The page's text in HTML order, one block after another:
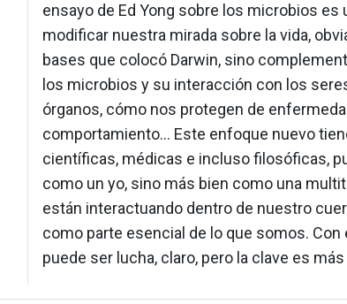
ensayo de Ed Yong sobre los microbios
modificar nuestra mirada sobre la vida,
bases que colocó Darwin, sino
los microbios y su interacción con los
órganos, cómo nos protegen de
comportamiento... Este enfoque nuevo
científicas, médicas e incluso filosóficas,
como un yo, sino más bien como una
están interactuando dentro de nuestro
como parte esencial de lo que somos.
puede ser lucha, claro, pero la clave es